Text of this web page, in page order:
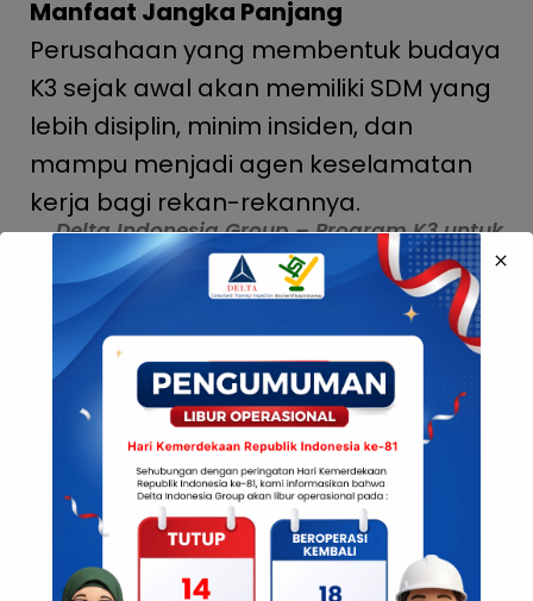
Manfaat Jangka Panjang
Perusahaan yang membentuk budaya
K3 sejak awal akan memiliki SDM yang
lebih disiplin, minim insiden, dan
mampu menjadi agen keselamatan
kerja bagi rekan-rekannya.
Delta Indonesia Group – Program K3 untuk
Fresh Graduate
Kemnaker – Edukasi K3 untuk Pekerja Baru
dan Magang
Kesimpulan
Pelatihan K3 bukan hanya untuk
pekerja senior, tapi justru paling
penting bagi pekerja baru. Ini bukan
hanya soal kewajiban, tapi strategi
cerdas membangun SDM unggul yang